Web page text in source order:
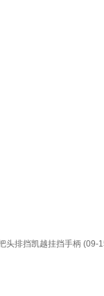
头排挡凯越挂挡手柄 (09-